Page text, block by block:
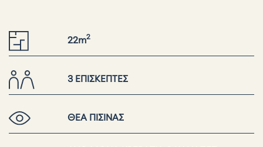
22m2
3 ΕΠΙΣΚΕΠΤΕΣ
ΘΕΑ ΠΙΣΙΝΑΣ